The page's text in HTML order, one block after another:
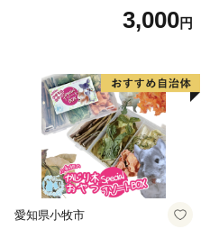
3,000円
愛知県小牧市